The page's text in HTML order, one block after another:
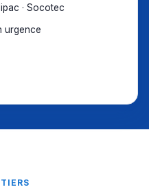
· Socotec
urgence